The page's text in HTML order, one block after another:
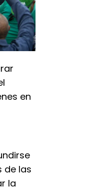
en
de las
la